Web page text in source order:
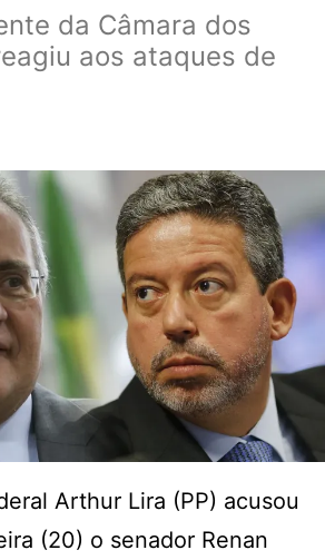
da Câmara dos
aos ataques de
Arthur Lira (PP) acusou
(20) o senador Renan